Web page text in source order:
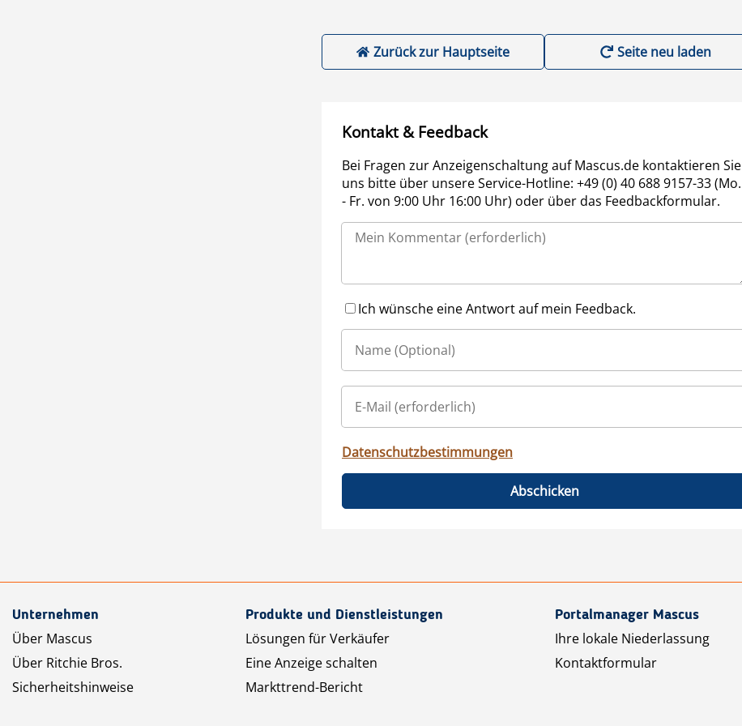
Zurück zur Hauptseite Seite neu laden
Kontakt & Feedback
Bei Fragen zur Anzeigenschaltung auf Mascus.de kontaktieren Sie
uns bitte über unsere Service-Hotline: +49 (0) 40 688 9157-33 (Mo.
- Fr. von 9:00 Uhr 16:00 Uhr) oder über das Feedbackformular.
Ich wünsche eine Antwort auf mein Feedback.
Datenschutzbestimmungen
Abschicken
Unternehmen
Über Mascus
Über Ritchie Bros.
Sicherheitshinweise
Produkte und Dienstleistungen
Lösungen für Verkäufer
Eine Anzeige schalten
Markttrend-Bericht
Portalmanager Mascus
Ihre lokale Niederlassung
Kontaktformular